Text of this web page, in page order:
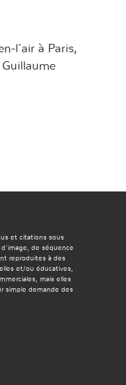
l’air à Paris,
et citations sous
de séquence
reproduites à des
et/ou éducatives,
mais elles
simple demande des